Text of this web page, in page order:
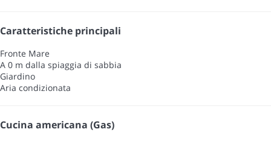
Caratteristiche principali
Fronte Mare
A 0 m dalla spiaggia di sabbia
Giardino
Aria condizionata
Cucina americana (Gas)